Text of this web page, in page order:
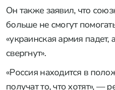
Он также заявил, что
больше не смогут
«украинская армия
свергнут».
«Россия находится в
получат то, что хотят», —